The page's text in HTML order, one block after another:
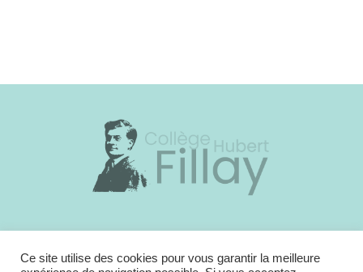
23 bis rue de Candy – 41 250 Bracieux
Standard administration :02 54 46 41 32
Ce site utilise des cookies pour vous garantir la meilleure